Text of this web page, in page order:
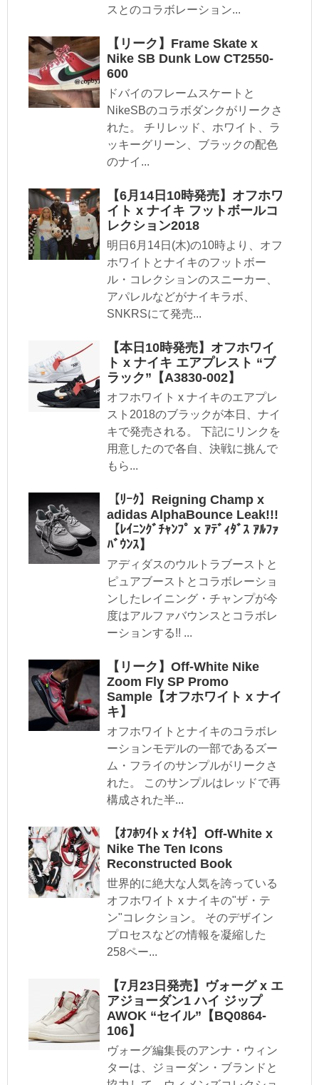
スとのコラボレーション...
【リーク】Frame Skate x
Nike SB Dunk Low CT2550-
600
ドバイのフレームスケートと
NikeSBのコラボダンクがリークさ
れた。 チリレッド、ホワイト、ラ
ッキーグリーン、ブラックの配色
のナイ...
【6月14日10時発売】オフホワ
イト x ナイキ フットボールコ
レクション2018
明日6月14日(木)の10時より、オフ
ホワイトとナイキのフットボー
ル・コレクションのスニーカー、
アパレルなどがナイキラボ、
SNKRSにて発売...
【本日10時発売】オフホワイ
ト x ナイキ エアプレスト “ブ
ラック”【A3830-002】
オフホワイト x ナイキのエアプレ
スト2018のブラックが本日、ナイ
キで発売される。 下記にリンクを
用意したので各自、決戦に挑んで
もら...
【ﾘｰｸ】Reigning Champ x
adidas AlphaBounce Leak!!!
【ﾚｲﾆﾝｸﾞﾁｬﾝﾌﾟ x ｱﾃﾞｨﾀﾞｽ ｱﾙﾌｧ
ﾊﾞｳﾝｽ】
アディダスのウルトラブーストと
ピュアブーストとコラボレーショ
ンしたレイニング・チャンプが今
度はアルファバウンスとコラボレ
ーションする!! ...
【リーク】Off-White Nike
Zoom Fly SP Promo
Sample【オフホワイト x ナイ
キ】
オフホワイトとナイキのコラボレ
ーションモデルの一部であるズー
ム・フライのサンプルがリークさ
れた。 このサンプルはレッドで再
構成された半...
【ｵﾌﾎﾜｲﾄ x ﾅｲｷ】Off-White x
Nike The Ten Icons
Reconstructed Book
世界的に絶大な人気を誇っている
オフホワイト x ナイキの"ザ・テ
ン"コレクション。 そのデザイン
プロセスなどの情報を凝縮した
258ペー...
【7月23日発売】ヴォーグ x エ
アジョーダン1 ハイ ジップ
AWOK “セイル”【BQ0864-
106】
ヴォーグ編集長のアンナ・ウィン
ターは、ジョーダン・ブランドと